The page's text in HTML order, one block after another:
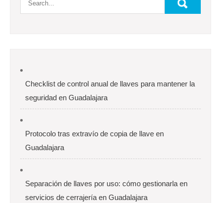
Checklist de control anual de llaves para mantener la
seguridad en Guadalajara
Protocolo tras extravío de copia de llave en
Guadalajara
Separación de llaves por uso: cómo gestionarla en
servicios de cerrajería en Guadalajara